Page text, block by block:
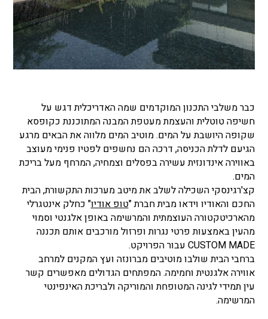
כבר משלבי התכנון המוקדמים שמה האדריכלית דגש על
חשיפה טוטלית והעצמת מעטפת המבנה המתוכננת כקופסא
שקופה היושבת על המים. מוטיב המים מלווה את הבאים מרגע
הגיעם לדלת הכניסה, דרכה הם נחשפים לפטיו פנימי מעוצב
באווירה אינדונזית עשירה בפסלים וצמחיה, המרחף מעל בריכת
המים.
קצ'רגינסקי השכילה לשלב את מיטב מערכות התקשורת, הבית
החכם והאודיו וידאו מבית חברת "טופ אודיו" כחלק אינטגרלי
מהארכיטקטורה העוצמתית והמרשימה באופן אלגנטי וסמוי
מהעין באמצעות פרטי נגרות ופרזול מורכבים אותם תכננה
CUSTOM MADE עבור הפרויקט.
ברחבי הבית שולבו מוטיבים מברונזה ועץ המקנים למרחב
אווירה אלגנטית וחמימה. המפתחים הגדולים מאפשרים קשר
עין תמידי לגינה המטופחת והמוריקה ולבריכת האינפינטי
המרשימה.